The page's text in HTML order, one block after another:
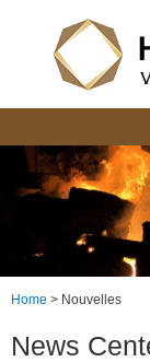
Home > Nouvelles
News